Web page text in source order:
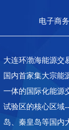
电子商
大连环渤海能源交
国内首家集大宗能
一体的国际化能源
试验区的核心区域
岛、秦皇岛等国内